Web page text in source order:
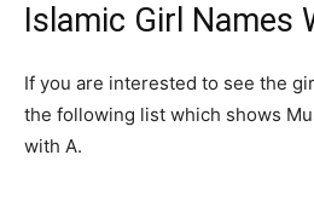
Islamic Girl Names
If you are interested to see the
the following list which shows
with A.